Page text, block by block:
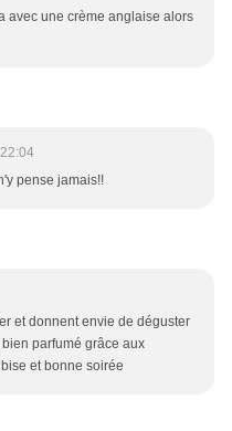
avec une crème anglaise alors
pense jamais!!
et donnent envie de déguster
parfumé grâce aux
et bonne soirée